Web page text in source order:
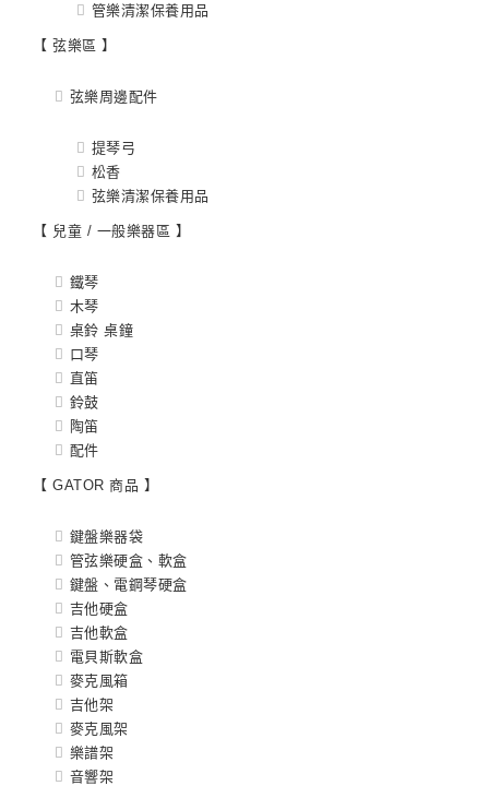
管樂清潔保養用品
【 弦樂區 】
弦樂周邊配件
提琴弓
松香
弦樂清潔保養用品
【 兒童 / 一般樂器區 】
鐵琴
木琴
桌鈴 桌鐘
口琴
直笛
鈴鼓
陶笛
配件
【 GATOR 商品 】
鍵盤樂器袋
管弦樂硬盒、軟盒
鍵盤、電鋼琴硬盒
吉他硬盒
吉他軟盒
電貝斯軟盒
麥克風箱
吉他架
麥克風架
樂譜架
音響架